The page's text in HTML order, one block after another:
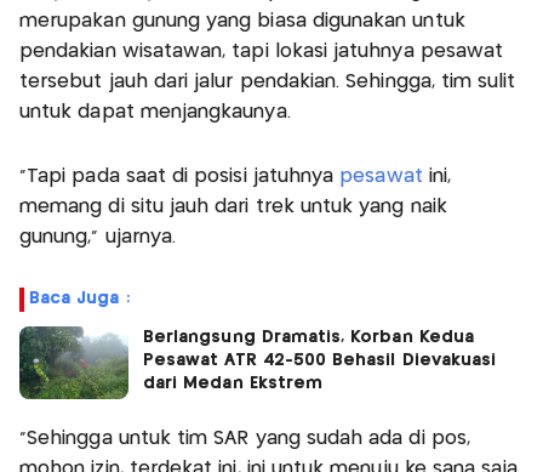
merupakan gunung yang biasa digunakan untuk
pendakian wisatawan, tapi lokasi jatuhnya pesawat
tersebut jauh dari jalur pendakian. Sehingga, tim sulit
untuk dapat menjangkaunya.
"Tapi pada saat di posisi jatuhnya pesawat ini,
memang di situ jauh dari trek untuk yang naik
gunung," ujarnya.
Baca Juga :
Berlangsung Dramatis, Korban Kedua
Pesawat ATR 42-500 Behasil Dievakuasi
dari Medan Ekstrem
"Sehingga untuk tim SAR yang sudah ada di pos,